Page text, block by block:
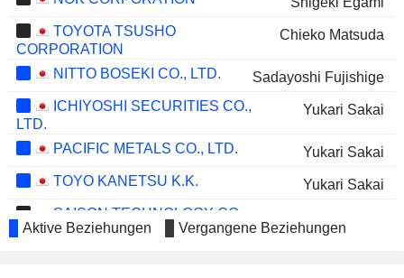
TOYOTA TSUSHO
CORPORATION
Chieko Matsuda
NITTO BOSEKI CO., LTD.
Sadayoshi Fujishige
ICHIYOSHI SECURITIES CO.,
LTD.
Yukari Sakai
PACIFIC METALS CO., LTD.
Yukari Sakai
TOYO KANETSU K.K.
Yukari Sakai
SAISON TECHNOLOGY CO.,
LTD.
Aktive Beziehungen Vergangene Beziehungen